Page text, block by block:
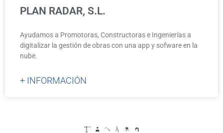
PLAN RADAR, S.L.
Ayudamos a Promotoras, Constructoras e Ingenierías a
digitalizar la gestión de obras con una app y sofware en la
nube.
+ INFORMACIÓN